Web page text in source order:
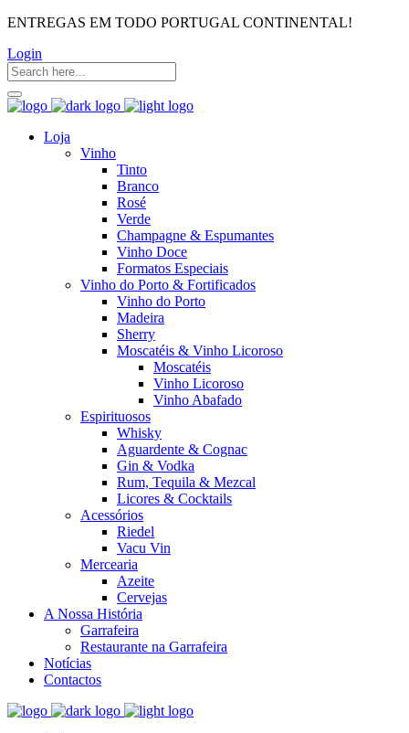
ENTREGAS EM TODO PORTUGAL CONTINENTAL!
Login
Loja
Vinho
Tinto
Branco
Rosé
Verde
Champagne & Espumantes
Vinho Doce
Formatos Especiais
Vinho do Porto & Fortificados
Vinho do Porto
Madeira
Sherry
Moscatéis & Vinho Licoroso
Moscatéis
Vinho Licoroso
Vinho Abafado
Espirituosos
Whisky
Aguardente & Cognac
Gin & Vodka
Rum, Tequila & Mezcal
Licores & Cocktails
Acessórios
Riedel
Vacu Vin
Mercearia
Azeite
Cervejas
A Nossa História
Garrafeira
Restaurante na Garrafeira
Notícias
Contactos